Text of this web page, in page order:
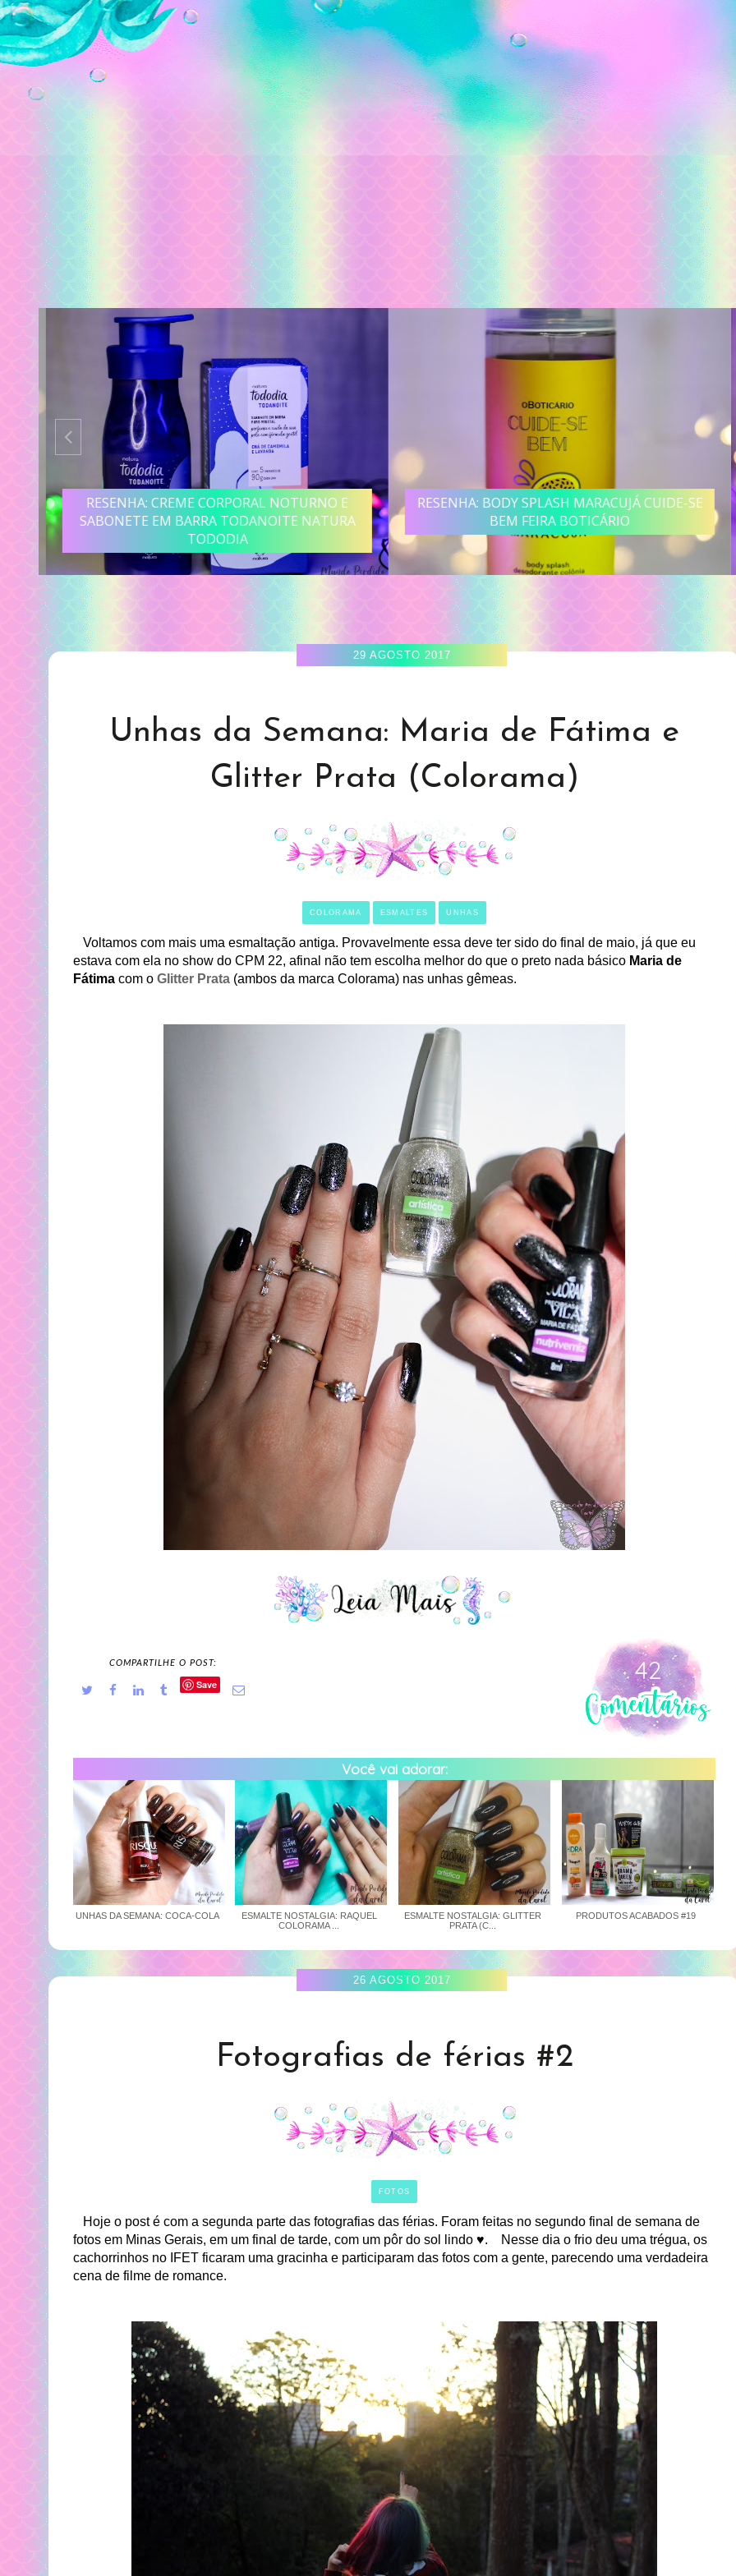
RESENHA: CREME CORPORAL NOTURNO E
SABONETE EM BARRA TODANOITE NATURA
TODODIA
RESENHA: BODY SPLASH MARACUJÁ CUIDE-SE
BEM FEIRA BOTICÁRIO
29 AGOSTO 2017
Unhas da Semana: Maria de Fátima e
Glitter Prata (Colorama)
COLORAMA ESMALTES UNHAS
Voltamos com mais uma esmaltação antiga. Provavelmente essa deve ter sido do final de maio, já que eu
estava com ela no show do CPM 22, afinal não tem escolha melhor do que o preto nada básico Maria de
Fátima com o Glitter Prata (ambos da marca Colorama) nas unhas gêmeas.
42
COMPARTILHE O POST:
Save
Você vai adorar:
UNHAS DA SEMANA: COCA-COLA
ESMALTE NOSTALGIA: RAQUEL
COLORAMA ...
ESMALTE NOSTALGIA: GLITTER
PRATA (C...
PRODUTOS ACABADOS #19
26 AGOSTO 2017
Fotografias de férias #2
FOTOS
Hoje o post é com a segunda parte das fotografias das férias. Foram feitas no segundo final de semana de
fotos em Minas Gerais, em um final de tarde, com um pôr do sol lindo ♥. Nesse dia o frio deu uma trégua, os
cachorrinhos no IFET ficaram uma gracinha e participaram das fotos com a gente, parecendo uma verdadeira
cena de filme de romance.